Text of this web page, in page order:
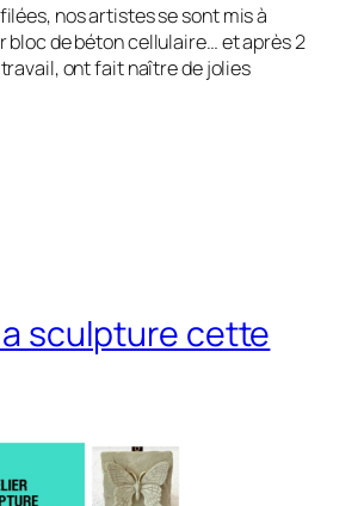
nos artistes se sont mis à
bloc de béton cellulaire… et après 2
ont fait naître de jolies
sculpture cette